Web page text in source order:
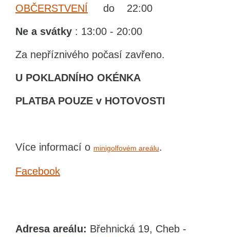
OBČERSTVENÍ do 22:00
Ne a svátky : 13:00 - 20:00
Za nepříznivého počasí zavřeno.
U POKLADNÍHO OKÉNKA
PLATBA POUZE v HOTOVOSTI
Více informací o minigolfovém areálu.
Facebook
Adresa areálu: Břehnická 19, Cheb -